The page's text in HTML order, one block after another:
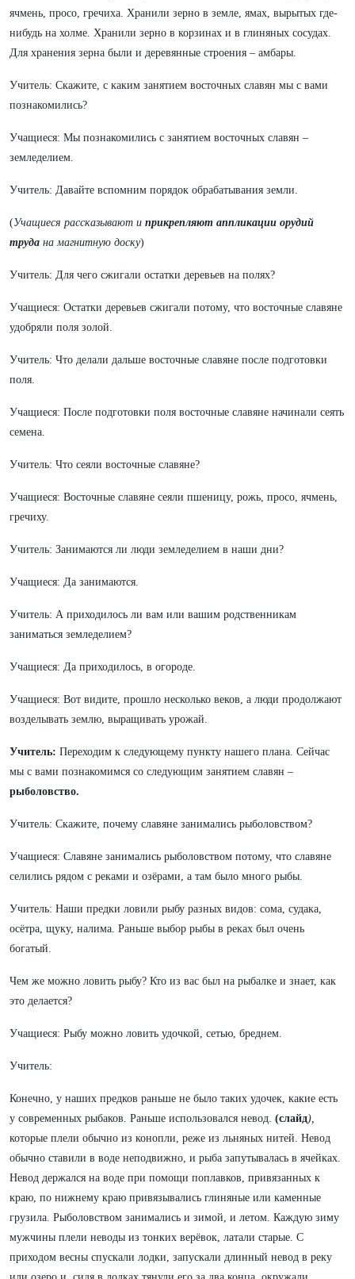
ячмень, просо, гречиха. Хранили зерно в земле, ямах, вырытых где-
нибудь на холме. Хранили зерно в корзинах и в глиняных сосудах.
Для хранения зерна были и деревянные строения – амбары.
Учитель: Скажите, с каким занятием восточных славян мы с вами
познакомились?
Учащиеся: Мы познакомились с занятием восточных славян –
земледелием.
Учитель: Давайте вспомним порядок обрабатывания земли.
(Учащиеся рассказывают и прикрепляют аппликации орудий
труда на магнитную доску)
Учитель: Для чего сжигали остатки деревьев на полях?
Учащиеся: Остатки деревьев сжигали потому, что восточные славяне
удобряли поля золой.
Учитель: Что делали дальше восточные славяне после подготовки
поля.
Учащиеся: После подготовки поля восточные славяне начинали сеять
семена.
Учитель: Что сеяли восточные славяне?
Учащиеся: Восточные славяне сеяли пшеницу, рожь, просо, ячмень,
гречиху.
Учитель: Занимаются ли люди земледелием в наши дни?
Учащиеся: Да занимаются.
Учитель: А приходилось ли вам или вашим родственникам
заниматься земледелием?
Учащиеся: Да приходилось, в огороде.
Учащиеся: Вот видите, прошло несколько веков, а люди продолжают
возделывать землю, выращивать урожай.
Учитель: Переходим к следующему пункту нашего плана. Сейчас
мы с вами познакомимся со следующим занятием славян –
рыболовство.
Учитель: Скажите, почему славяне занимались рыболовством?
Учащиеся: Славяне занимались рыболовством потому, что славяне
селились рядом с реками и озёрами, а там было много рыбы.
Учитель: Наши предки ловили рыбу разных видов: сома, судака,
осётра, щуку, налима. Раньше выбор рыбы в реках был очень
богатый.
Чем же можно ловить рыбу? Кто из вас был на рыбалке и знает, как
это делается?
Учащиеся: Рыбу можно ловить удочкой, сетью, бреднем.
Учитель:
Конечно, у наших предков раньше не было таких удочек, какие есть
у современных рыбаков. Раньше использовался невод. (слайд),
которые плели обычно из конопли, реже из льняных нитей. Невод
обычно ставили в воде неподвижно, и рыба запутывалась в ячейках.
Невод держался на воде при помощи поплавков, привязанных к
краю, по нижнему краю привязывались глиняные или каменные
грузила. Рыболовством занимались и зимой, и летом. Каждую зиму
мужчины плели неводы из тонких верёвок, латали старые. С
приходом весны спускали лодки, запускали длинный невод в реку